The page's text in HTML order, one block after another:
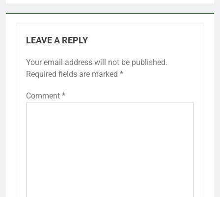
LEAVE A REPLY
Your email address will not be published.
Required fields are marked *
Comment *